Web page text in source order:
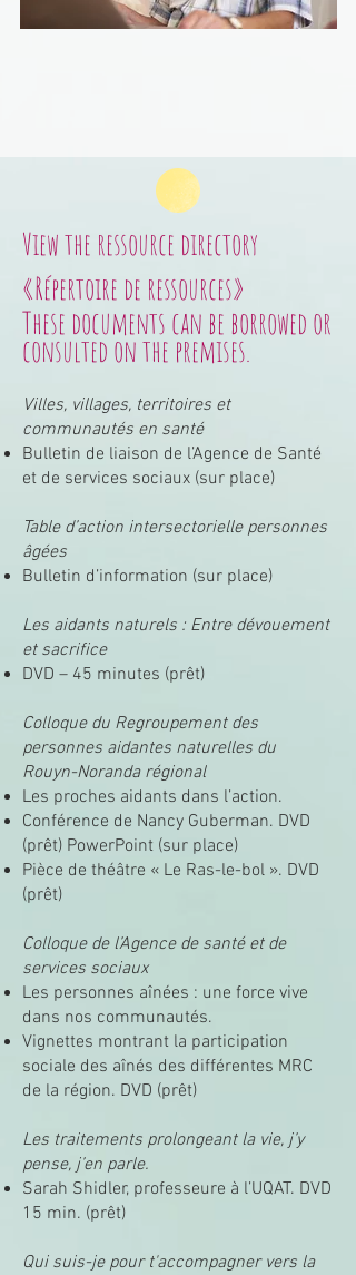
View the ressource directory
«Répertoire de ressources»
These documents can be borrowed or
consulted on the premises.
Villes, villages, territoires et
communautés en santé
Bulletin de liaison de l’Agence de Santé
et de services sociaux (sur place)
Table d’action intersectorielle personnes
âgées
Bulletin d’information (sur place)
Les aidants naturels : Entre dévouement
et sacrifice
DVD – 45 minutes (prêt)
Colloque du Regroupement des
personnes aidantes naturelles du
Rouyn-Noranda régional
Les proches aidants dans l’action.
Conférence de Nancy Guberman. DVD
(prêt) PowerPoint (sur place)
Pièce de théâtre « Le Ras-le-bol ». DVD
(prêt)
Colloque de l’Agence de santé et de
services sociaux
Les personnes aînées : une force vive
dans nos communautés.
Vignettes montrant la participation
sociale des aînés des différentes MRC
de la région. DVD (prêt)
Les traitements prolongeant la vie, j’y
pense, j’en parle.
Sarah Shidler, professeure à l’UQAT. DVD
15 min. (prêt)
Qui suis-je pour t'accompagner vers la